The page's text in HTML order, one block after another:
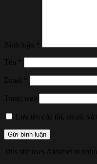
Bình luận
Tên
Email
Trang web
Lưu tên của tôi, email, và
This site uses Akismet to